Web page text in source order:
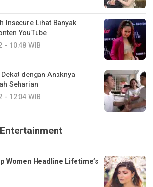
Insecure Lihat Banyak
YouTube
- 10:48 WIB
dengan Anaknya
Seharian
- 12:04 WIB
Women Headline Lifetime’s